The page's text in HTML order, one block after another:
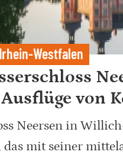
Westfalen
von
Neersen in
das mit seiner